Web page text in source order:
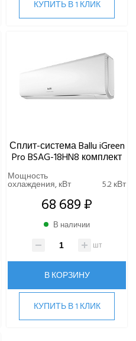
КУПИТЬ В 1 КЛИК
Сплит-система Ballu iGreen
Pro BSAG-18HN8 комплект
Мощность
охлаждения, кВт 5.2 кВт
68 689 ₽
В наличии
шт
В КОРЗИНУ
КУПИТЬ В 1 КЛИК